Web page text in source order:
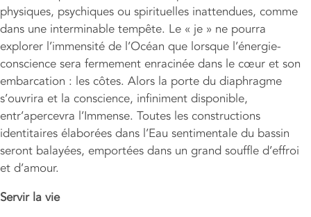
physiques, psychiques ou spirituelles inattendues, comme
dans une interminable tempête. Le « je » ne pourra
explorer l’immensité de l’Océan que lorsque l’énergie-
conscience sera fermement enracinée dans le cœur et son
embarcation : les côtes. Alors la porte du diaphragme
s’ouvrira et la conscience, infiniment disponible,
entr’apercevra l’Immense. Toutes les constructions
identitaires élaborées dans l’Eau sentimentale du bassin
seront balayées, emportées dans un grand souffle d’effroi
et d’amour.
Servir la vie